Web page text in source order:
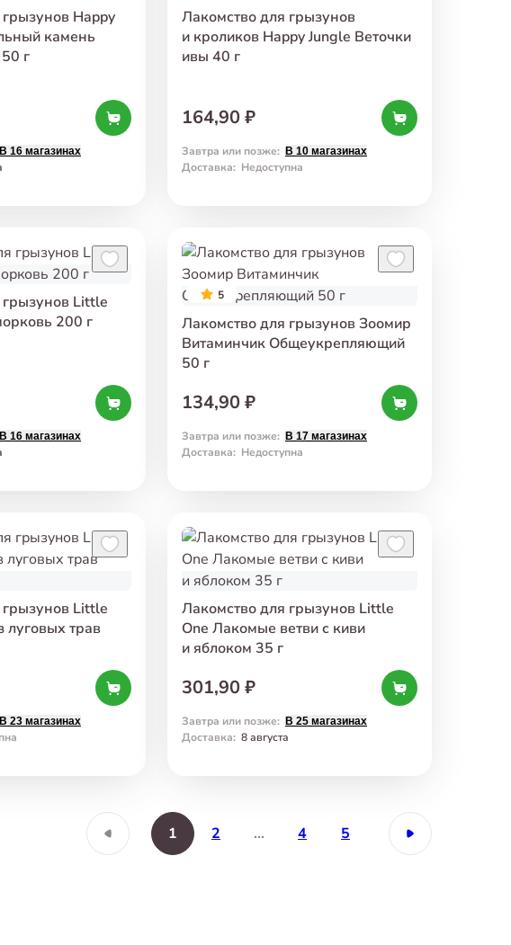
Happy
камень
г
В 16 магазинах
Лакомство для грызунов
и кроликов Happy Jungle Веточки
ивы 40 г
164,90 ₽
Завтра или позже: В 10 магазинах
Доставка: Недоступна
Little
200 г
В 16 магазинах
5
Лакомство для грызунов Зоомир
Витаминчик Общеукрепляющий
50 г
134,90 ₽
Завтра или позже: В 17 магазинах
Доставка: Недоступна
Little
луговых трав
В 23 магазинах
Лакомство для грызунов Little
One Лакомые ветви с киви
и яблоком 35 г
301,90 ₽
Завтра или позже: В 25 магазинах
Доставка: 8 августа
1 2 … 4 5